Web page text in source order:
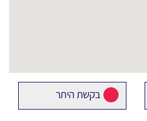
בקשת היתר